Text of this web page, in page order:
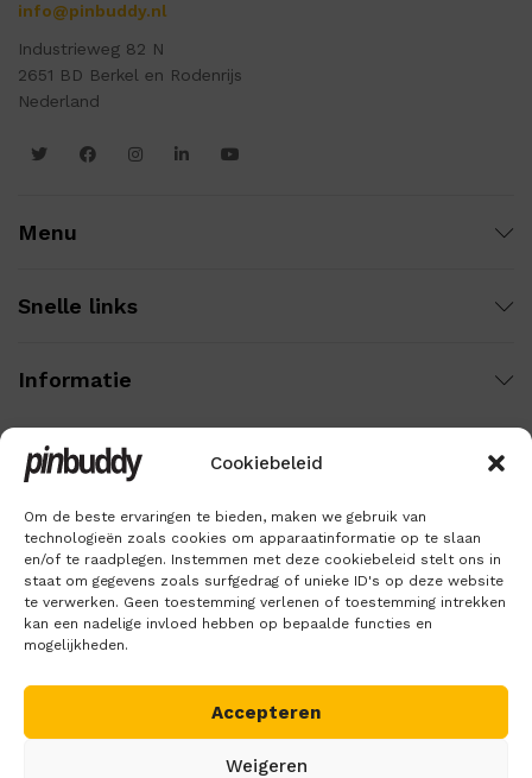
Cookiebeleid
Om de beste ervaringen te bieden, maken we gebruik van
technologieën zoals cookies om apparaatinformatie op te slaan
en/of te raadplegen. Instemmen met deze cookiebeleid stelt ons in
staat om gegevens zoals surfgedrag of unieke ID's op deze website
te verwerken. Geen toestemming verlenen of toestemming intrekken
kan een nadelige invloed hebben op bepaalde functies en
mogelijkheden.
Accepteren
Weigeren
info@pinbuddy.nl
Industrieweg 82 N
2651 BD Berkel en Rodenrijs
Nederland
Menu
Snelle links
Informatie